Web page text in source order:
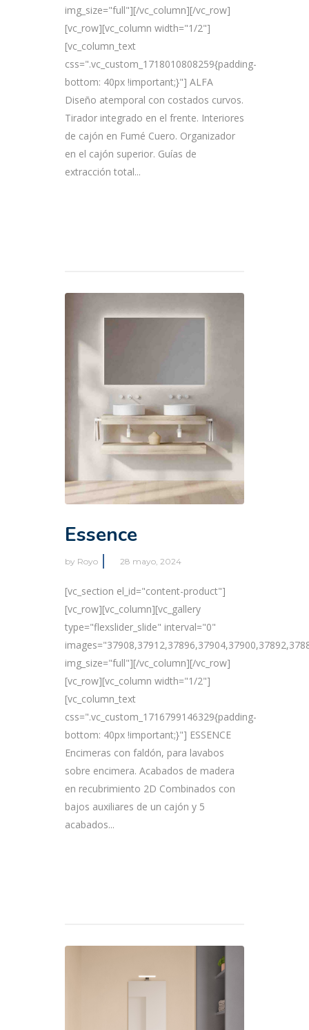
img_size="full"][/vc_column][/vc_row]
[vc_row][vc_column width="1/2"]
[vc_column_text
css=".vc_custom_1718010808259{padding-
bottom: 40px !important;}"] ALFA
Diseño atemporal con costados curvos.
Tirador integrado en el frente. Interiores
de cajón en Fumé Cuero. Organizador
en el cajón superior. Guías de
extracción total...
Essence
by Royo 28 mayo, 2024
[vc_section el_id="content-product"]
[vc_row][vc_column][vc_gallery
type="flexslider_slide" interval="0"
img_size="full"][/vc_column][/vc_row]
[vc_row][vc_column width="1/2"]
[vc_column_text
css=".vc_custom_1716799146329{padding-
bottom: 40px !important;}"] ESSENCE
Encimeras con faldón, para lavabos
sobre encimera. Acabados de madera
en recubrimiento 2D Combinados con
bajos auxiliares de un cajón y 5
acabados...